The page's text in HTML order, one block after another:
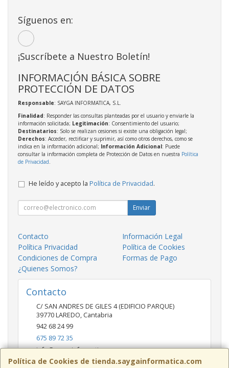
Política de Cookies de tienda.saygainformatica.com
Síguenos en:
¡Suscríbete a Nuestro Boletín!
INFORMACIÓN BÁSICA SOBRE
PROTECCIÓN DE DATOS
Responsable: SAYGA INFORMATICA, S.L.
Finalidad: Responder las consultas planteadas por el usuario y enviarle la
información solicitada; Legitimación: Consentimiento del usuario;
Destinatarios: Solo se realizan cesiones si existe una obligación legal;
Derechos: Acceder, rectificar y suprimir, así como otros derechos, como se
indica en la información adicional; Información Adicional: Puede
consultar la información completa de Protección de Datos en nuestra Política
de Privacidad
He leído y acepto la Política de Privacidad.
Enviar
Contacto
Información Legal
Política Privacidad
Política de Cookies
Condiciones de Compra
Formas de Pago
¿Quienes Somos?
Contacto
C/ SAN ANDRES DE GILES 4 (EDIFICIO PARQUE)
39770LAREDO, Cantabria
942 68 24 99
675 89 72 35
info@saygainformatica.com